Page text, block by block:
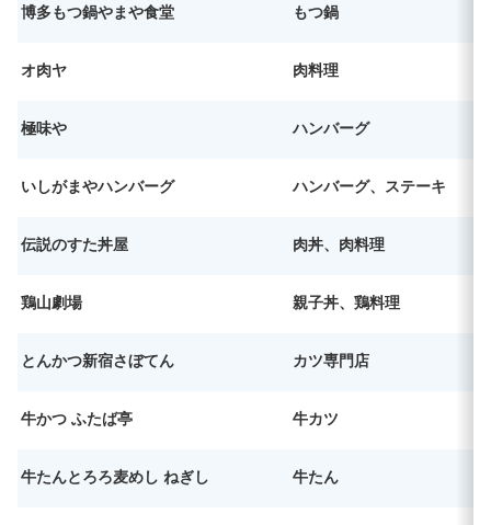
博多もつ鍋やまや食堂 もつ鍋
オ肉ヤ 肉料理
極味や ハンバーグ
いしがまやハンバーグ ハンバーグ、ステーキ
伝説のすた丼屋 肉丼、肉料理
鶏山劇場 親子丼、鶏料理
とんかつ新宿さぼてん カツ専門店
牛かつ ふたば亭 牛カツ
牛たんとろろ麦めし ねぎし 牛たん